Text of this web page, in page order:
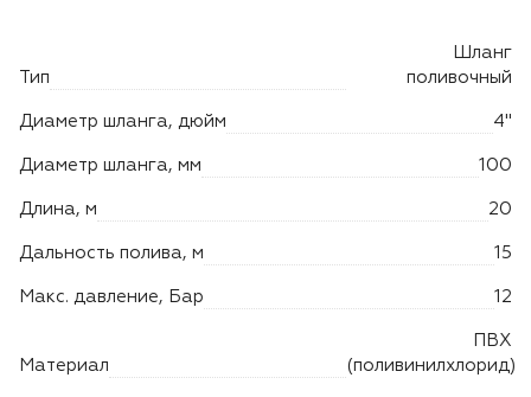
Техника PRO
Станки заточные
Лодочные моторы Toyama
Тип
Шланг
поливочный
Диаметр шланга, дюйм 4"
Диаметр шланга, мм 100
Длина, м 20
Дальность полива, м 15
Макс. давление, Бар 12
Материал
ПВХ
(поливинилхлорид)